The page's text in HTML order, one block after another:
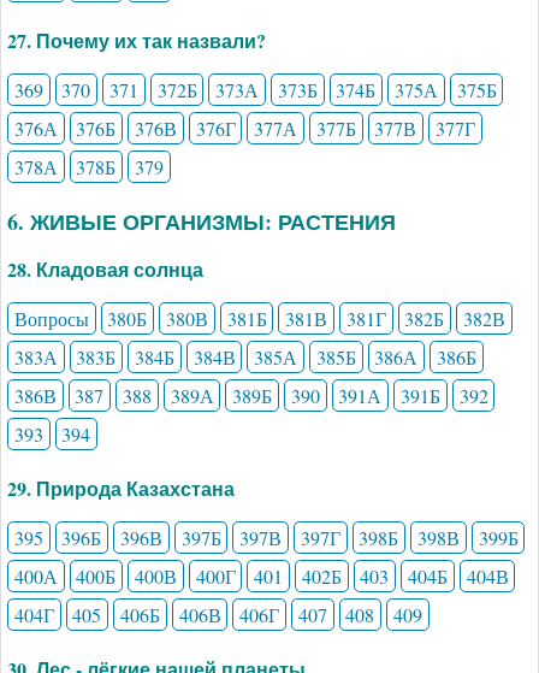
27. Почему их так назвали?
369 370 371 372Б 373А 373Б 374Б 375А
375Б
376А
376Б 376В 376Г 377А 377Б 377В
377Г
378А
378Б 379
6. ЖИВЫЕ ОРГАНИЗМЫ: РАСТЕНИЯ
28. Кладовая солнца
Вопросы 380Б 380В 381Б 381В 381Г 382Б
382В
383А
383Б 384Б 384В 385А 385Б 386А
386Б
386В
387 388 389А 389Б 390 391А 391Б
392
393
394
29. Природа Казахстана
395 396Б 396В 397Б 397В 397Г 398Б 398В
399Б
400А
400Б 400В 400Г 401 402Б 403 404Б
404В
404Г
405 406Б 406В 406Г 407 408 409